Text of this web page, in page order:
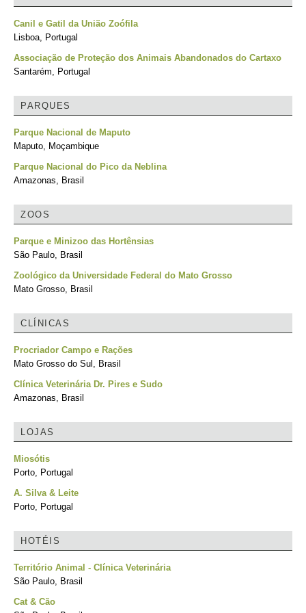
Canil e Gatil da União Zoófila
Lisboa, Portugal
Associação de Proteção dos Animais Abandonados do Cartaxo
Santarém, Portugal
PARQUES
Parque Nacional de Maputo
Maputo, Moçambique
Parque Nacional do Pico da Neblina
Amazonas, Brasil
ZOOS
Parque e Minizoo das Hortênsias
São Paulo, Brasil
Zoológico da Universidade Federal do Mato Grosso
Mato Grosso, Brasil
CLÍNICAS
Procriador Campo e Rações
Mato Grosso do Sul, Brasil
Clínica Veterinária Dr. Pires e Sudo
Amazonas, Brasil
LOJAS
Miosótis
Porto, Portugal
A. Silva & Leite
Porto, Portugal
HOTÉIS
Território Animal - Clínica Veterinária
São Paulo, Brasil
Cat & Cão